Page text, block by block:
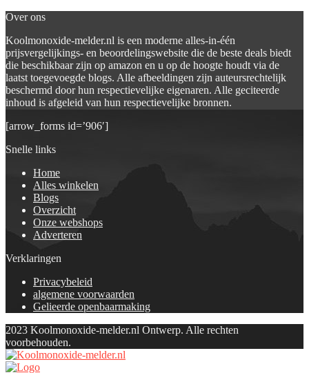
Over ons
Koolmonoxide-melder.nl is een moderne alles-in-één
prijsvergelijkings- en beoordelingswebsite die de beste deals biedt
die beschikbaar zijn op amazon en u op de hoogte houdt via de
laatst toegevoegde blogs. Alle afbeeldingen zijn auteursrechtelijk
beschermd door hun respectievelijke eigenaren. Alle geciteerde
inhoud is afgeleid van hun respectievelijke bronnen.
[arrow_forms id=’906′]
Snelle links
Home
Alles winkelen
Blogs
Overzicht
Onze webshops
Adverteren
Verklaringen
Privacybeleid
algemene voorwaarden
Gelieerde openbaarmaking
2023 Koolmonoxide-melder.nl Ontwerp. Alle rechten
voorbehouden.